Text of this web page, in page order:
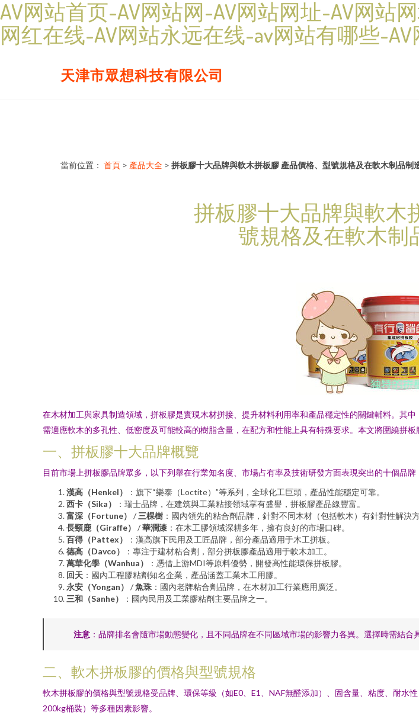
AV网站首页-AV网站网-AV网站网址-AV网站
网红在线-AV网站永远在线-av网站有哪些-
天津市眾想科技有限公司
當前位置： 首頁 > 產品大全 > 拼板膠十大品牌與軟木拼板膠 產品價格、型號規格及在軟木制品制
拼板膠十大品牌與軟木
號規格及在軟木制
在木材加工與家具制造領域，拼板膠是實現木材拼接、提升材料利用率和產品穩定性的關鍵輔料。其
需適應軟木的多孔性、低密度及可能較高的樹脂含量，在配方和性能上具有特殊要求。本文將圍繞拼
一、拼板膠十大品牌概覽
目前市場上拼板膠品牌眾多，以下列舉在行業知名度、市場占有率及技術研發方面表現突出的十個品
漢高（Henkel）
：旗下“樂泰（Loctite）”等系列，全球化工巨頭，產品性能穩定可靠。
西卡（Sika）
：瑞士品牌，在建筑與工業粘接領域享有盛譽，拼板膠產品線豐富。
富深（Fortune）
/ 三棵樹 ：國內領先的粘合劑品牌，針對不同木材（包括軟木）有針對性解決方
長頸鹿（Giraffe）
/華潤漆 ：在木工膠領域深耕多年，擁有良好的市場口碑。
百得（Pattex）
：漢高旗下民用及工匠品牌，部分產品適用于木工拼板。
德高（Davco）
：專注于建材粘合劑，部分拼板膠產品適用于軟木加工。
萬華化學（Wanhua）
：憑借上游MDI等原料優勢，開發高性能環保拼板膠。
回天 ：國內工程膠粘劑知名企業，產品涵蓋工業木工用膠。
永安（Yongan）
/魚珠 ：國內老牌粘合劑品牌，在木材加工行業應用廣泛。
三和（Sanhe）
：國內民用及工業膠粘劑主要品牌之一。
注意 ：品牌排名會隨市場動態變化，且不同品牌在不同區域市場的影響力各異。選擇時需結合
二、軟木拼板膠的價格與型號規格
軟木拼板膠的價格與型號規格受品牌、環保等級（如E0、E1、NAF無醛添加）、固含量、粘度、耐水
200kg桶裝）等多種因素影響。